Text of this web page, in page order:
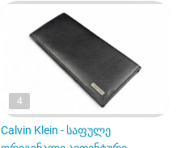
4
Calvin Klein - საფულე